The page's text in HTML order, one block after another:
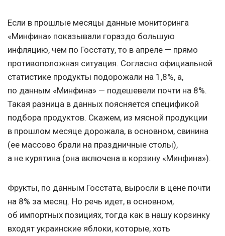
Если в прошлые месяцы данные мониторинга
«Минфина» показывали гораздо большую
инфляцию, чем по Госстату, то в апреле — прямо
противоположная ситуация. Согласно официальной
статистике продукты подорожали на 1,8%, а,
по данным «Минфина» — подешевели почти на 8%.
Такая разница в данных поясняется спецификой
подбора продуктов. Скажем, из мясной продукции
в прошлом месяце дорожала, в основном, свинина
(ее массово брали на праздничные столы),
а не курятина (она включена в корзину «Минфина»).
Фрукты, по данным Госстата, выросли в цене почти
на 8% за месяц. Но речь идет, в основном,
об импортных позициях, тогда как в нашу корзинку
входят украинские яблоки, которые, хоть